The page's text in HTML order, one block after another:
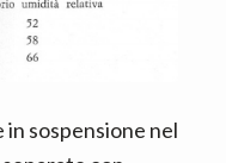
sospensione nel